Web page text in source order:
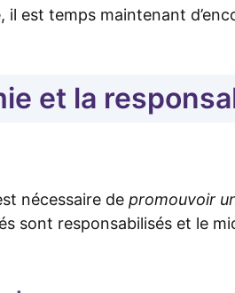
est temps maintenant
et la
nécessaire de promouvoir
sont responsabilisés et le